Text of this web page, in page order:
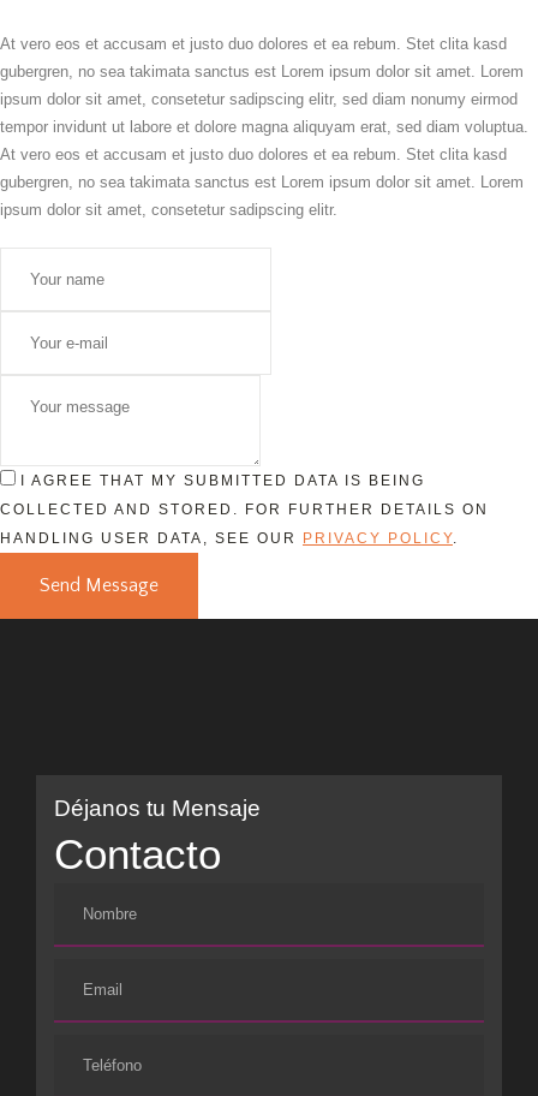
At vero eos et accusam et justo duo dolores et ea rebum. Stet clita kasd
gubergren, no sea takimata sanctus est Lorem ipsum dolor sit amet. Lorem
ipsum dolor sit amet, consetetur sadipscing elitr, sed diam nonumy eirmod
tempor invidunt ut labore et dolore magna aliquyam erat, sed diam voluptua.
At vero eos et accusam et justo duo dolores et ea rebum. Stet clita kasd
gubergren, no sea takimata sanctus est Lorem ipsum dolor sit amet. Lorem
ipsum dolor sit amet, consetetur sadipscing elitr.
I AGREE THAT MY SUBMITTED DATA IS BEING
COLLECTED AND STORED. FOR FURTHER DETAILS ON
HANDLING USER DATA, SEE OUR
PRIVACY POLICY.
Send Message
Déjanos tu Mensaje
Contacto